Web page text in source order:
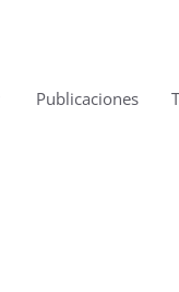
Publicaciones